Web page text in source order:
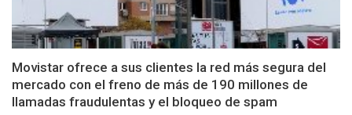
Movistar ofrece a sus clientes la red más segura del
mercado con el freno de más de 190 millones de
llamadas fraudulentas y el bloqueo de spam